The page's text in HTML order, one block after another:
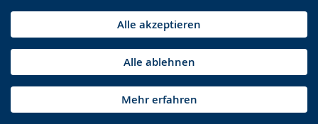
Alle akzeptieren
Alle ablehnen
Mehr erfahren